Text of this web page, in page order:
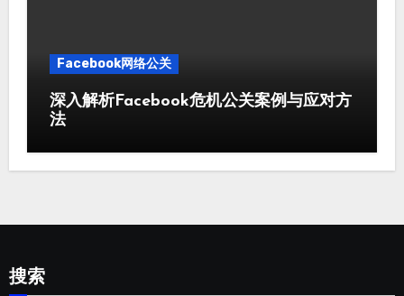
Facebook网络公关
深入解析Facebook危机公关案例与应对方
法
搜索